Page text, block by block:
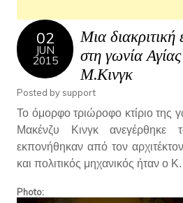
02
JUN
2015
Μια διακριτική
στη γωνία
Μ.Κινγκ
Posted by support
Το όμορφο τριώροφο κτίριο της
Μακένζυ Κινγκ
εκπονήθηκαν από τον
και πολιτικός μηχανικός ήταν ο
Photo: